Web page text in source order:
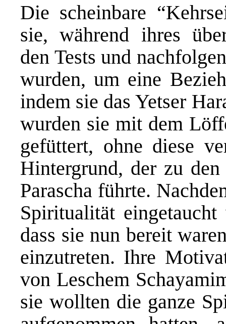
Die scheinbare
sie, während ihres
den Tests und
wurden, um eine
indem sie das Yetser
wurden sie mit dem
gefüttert, ohne diese
Hintergrund, der zu
Parascha führte.
Spiritualität
dass sie nun bereit
einzutreten. Ihre
von Leschem
sie wollten die ganze